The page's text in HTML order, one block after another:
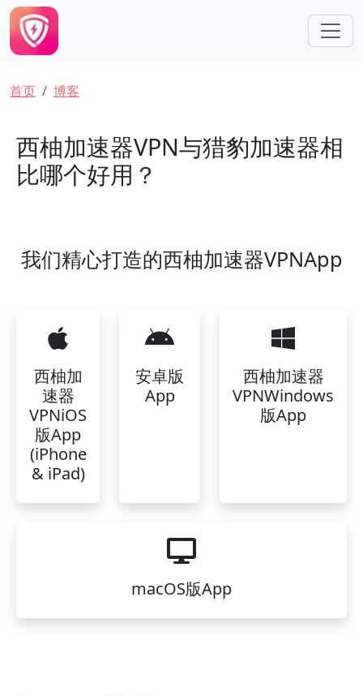
跳转到主要内容
面包屑
首页 博客
西柚加速器VPN与猎豹加速器相
比哪个好用？
我们精心打造的西柚加速器VPNApp
西柚加
速器
VPNiOS
版App
(iPhone
& iPad)
安卓版
App
西柚加速器
VPNWindows
版App
macOS版App